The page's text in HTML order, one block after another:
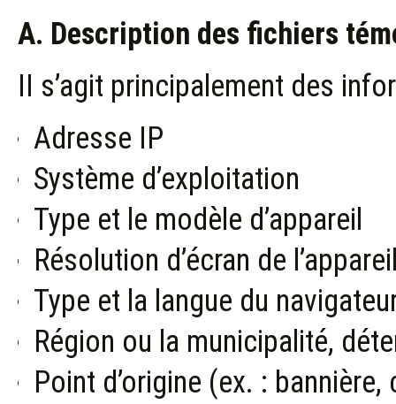
A. Description des fichiers
II s’agit principalement des
Adresse IP
Système d’exploitation
Type et le modèle d’appareil
Résolution d’écran de
Type et la langue du
Région ou la municipalité,
Point d’origine (ex. :